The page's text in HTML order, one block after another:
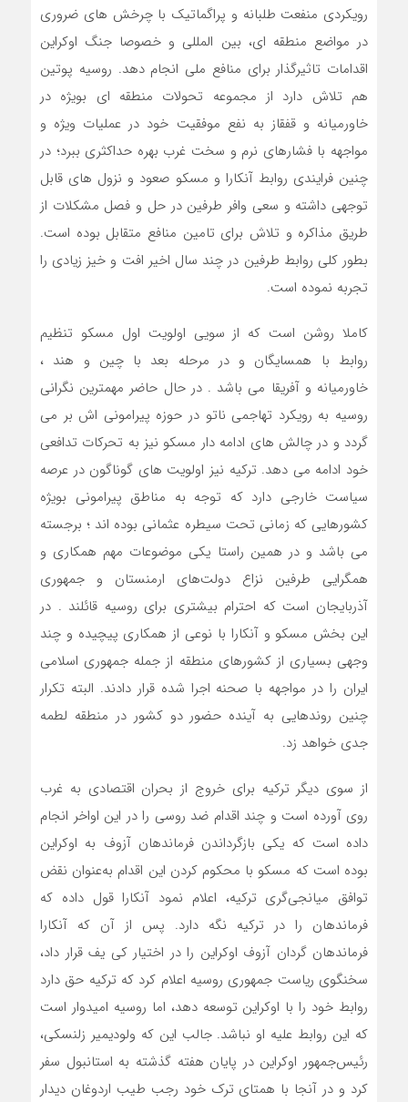
رویکردی منفعت طلبانه و پراگماتیک با چرخش های ضروری
در مواضع منطقه ای، بین المللی و خصوصا جنگ اوکراین
اقدامات تاثیرگذار برای منافع ملی انجام دهد. روسیه پوتین
هم تلاش دارد از مجموعه تحولات منطقه ای بویژه در
خاورمیانه و قفقاز به نفع موفقیت خود در عملیات ویژه و
مواجهه با فشارهای نرم و سخت غرب بهره حداکثری ببرد؛ در
چنین فرایندی روابط آنکارا و مسکو صعود و نزول های قابل
توجهی داشته و سعی وافر طرفین در حل و فصل مشکلات از
طریق مذاکره و تلاش برای تامین منافع متقابل بوده است.
بطور کلی روابط طرفین در چند سال اخیر افت و خیز زیادی را
تجربه نموده است.
کاملا روشن است که از سویی اولویت اول مسکو تنظیم
روابط با همسایگان و در مرحله بعد با چین و هند ،
خاورمیانه و آفریقا می باشد . در حال حاضر مهمترین نگرانی
روسیه به رویکرد تهاجمی ناتو در حوزه پیرامونی اش بر می
گردد و در چالش های ادامه دار مسکو نیز به تحرکات تدافعی
خود ادامه می دهد. ترکیه نیز اولویت های گوناگون در عرصه
سیاست خارجی دارد که توجه به مناطق پیرامونی بویژه
کشورهایی که زمانی تحت سیطره عثمانی بوده اند ؛ برجسته
می باشد و در همین راستا یکی موضوعات مهم همکاری و
همگرایی طرفین نزاع دولت‌های ارمنستان و جمهوری
آذربایجان است که احترام بیشتری برای روسیه قائلند . در
این بخش مسکو و آنکارا با نوعی از همکاری پیچیده و چند
وجهی بسیاری از کشورهای منطقه از جمله جمهوری اسلامی
ایران را در مواجهه با صحنه اجرا شده قرار دادند. البته تکرار
چنین روندهایی به آینده حضور دو کشور در منطقه لطمه
جدی خواهد زد.
از سوی دیگر ترکیه برای خروج از بحران اقتصادی به غرب
روی آورده است و چند اقدام ضد روسی را در این اواخر انجام
داده است که یکی بازگرداندن فرماندهان آزوف به اوکراین
بوده است که مسکو با محکوم کردن این اقدام به‌عنوان نقض
توافق میانجی‌گری ترکیه، اعلام نمود آنکارا قول داده که
فرماندهان را در ترکیه نگه دارد. پس از آن که آنکارا
فرماندهان گردان آزوف اوکراین را در اختیار کی یف قرار داد،
سخنگوی ریاست جمهوری روسیه اعلام کرد که ترکیه حق دارد
روابط خود را با اوکراین توسعه دهد، اما روسیه امیدوار است
که این روابط علیه او نباشد. جالب این که ولودیمیر زلنسکی،
رئیس‌جمهور اوکراین در پایان هفته گذشته به استانبول سفر
کرد و در آنجا با همتای ترک خود رجب طیب اردوغان دیدار